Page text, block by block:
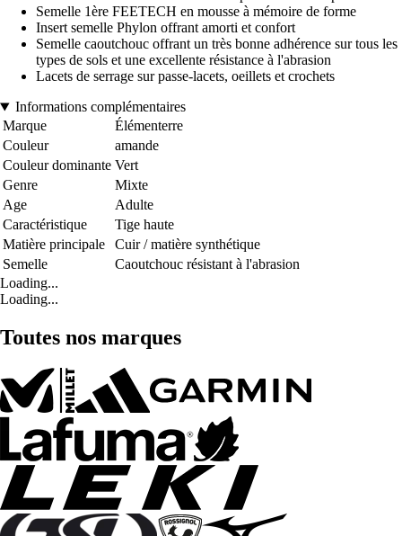
Semelle 1ère FEETECH en mousse à mémoire de forme
Insert semelle Phylon offrant amorti et confort
Semelle caoutchouc offrant un très bonne adhérence sur tous les
types de sols et une excellente résistance à l'abrasion
Lacets de serrage sur passe-lacets, oeillets et crochets
Informations complémentaires
Marque
Élémenterre
Couleur
amande
Couleur dominante Vert
Genre
Mixte
Age
Adulte
Caractéristique
Tige haute
Matière principale
Cuir / matière synthétique
Semelle
Caoutchouc résistant à l'abrasion
Loading...
Loading...
Toutes nos marques